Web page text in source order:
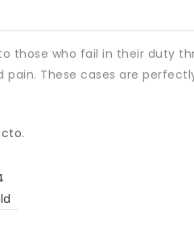
those who fail in their duty
pain. These cases are